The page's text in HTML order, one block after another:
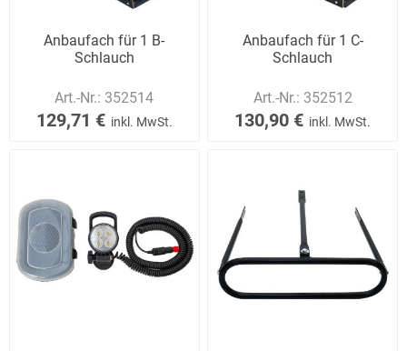
Anbaufach für 1 B-
Schlauch
Art.-Nr.: 352514
129,71 € inkl. MwSt.
Anbaufach für 1 C-
Schlauch
Art.-Nr.: 352512
130,90 € inkl. MwSt.